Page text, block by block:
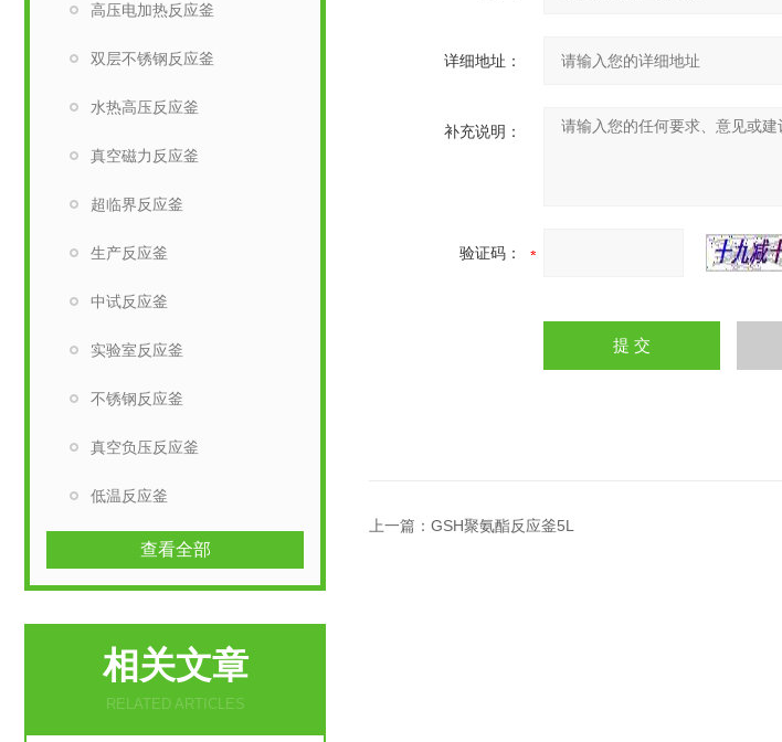
高压电加热反应釜
双层不锈钢反应釜
水热高压反应釜
真空磁力反应釜
超临界反应釜
生产反应釜
中试反应釜
实验室反应釜
不锈钢反应釜
真空负压反应釜
低温反应釜
查看全部
相关文章
RELATED ARTICLES
详细地址：
补充说明：
验证码：
上一篇： GSH聚氨酯反应釜5L